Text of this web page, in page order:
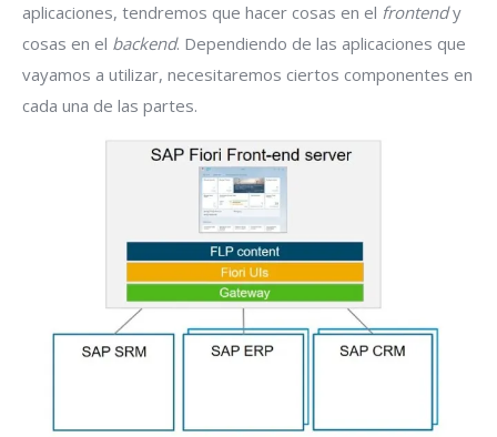
aplicaciones, tendremos que hacer cosas en el frontendy
cosas en el backend. Dependiendo de las aplicaciones que
vayamos a utilizar, necesitaremos ciertos componentes en
cada una de las partes.